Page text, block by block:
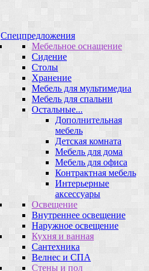
Спецпредложения
Мебельное оснащение
Сидение
Столы
Хранение
Мебель для мультимедиа
Мебель для спальни
Остальные...
Дополнительная
мебель
Детская комната
Мебель для дома
Мебель для офиса
Контрактная мебель
Интерьерные
аксессуары
Освещение
Внутреннее освещение
Наружное освещение
Кухня и ванная
Сантехника
Велнес и СПА
Стены и пол